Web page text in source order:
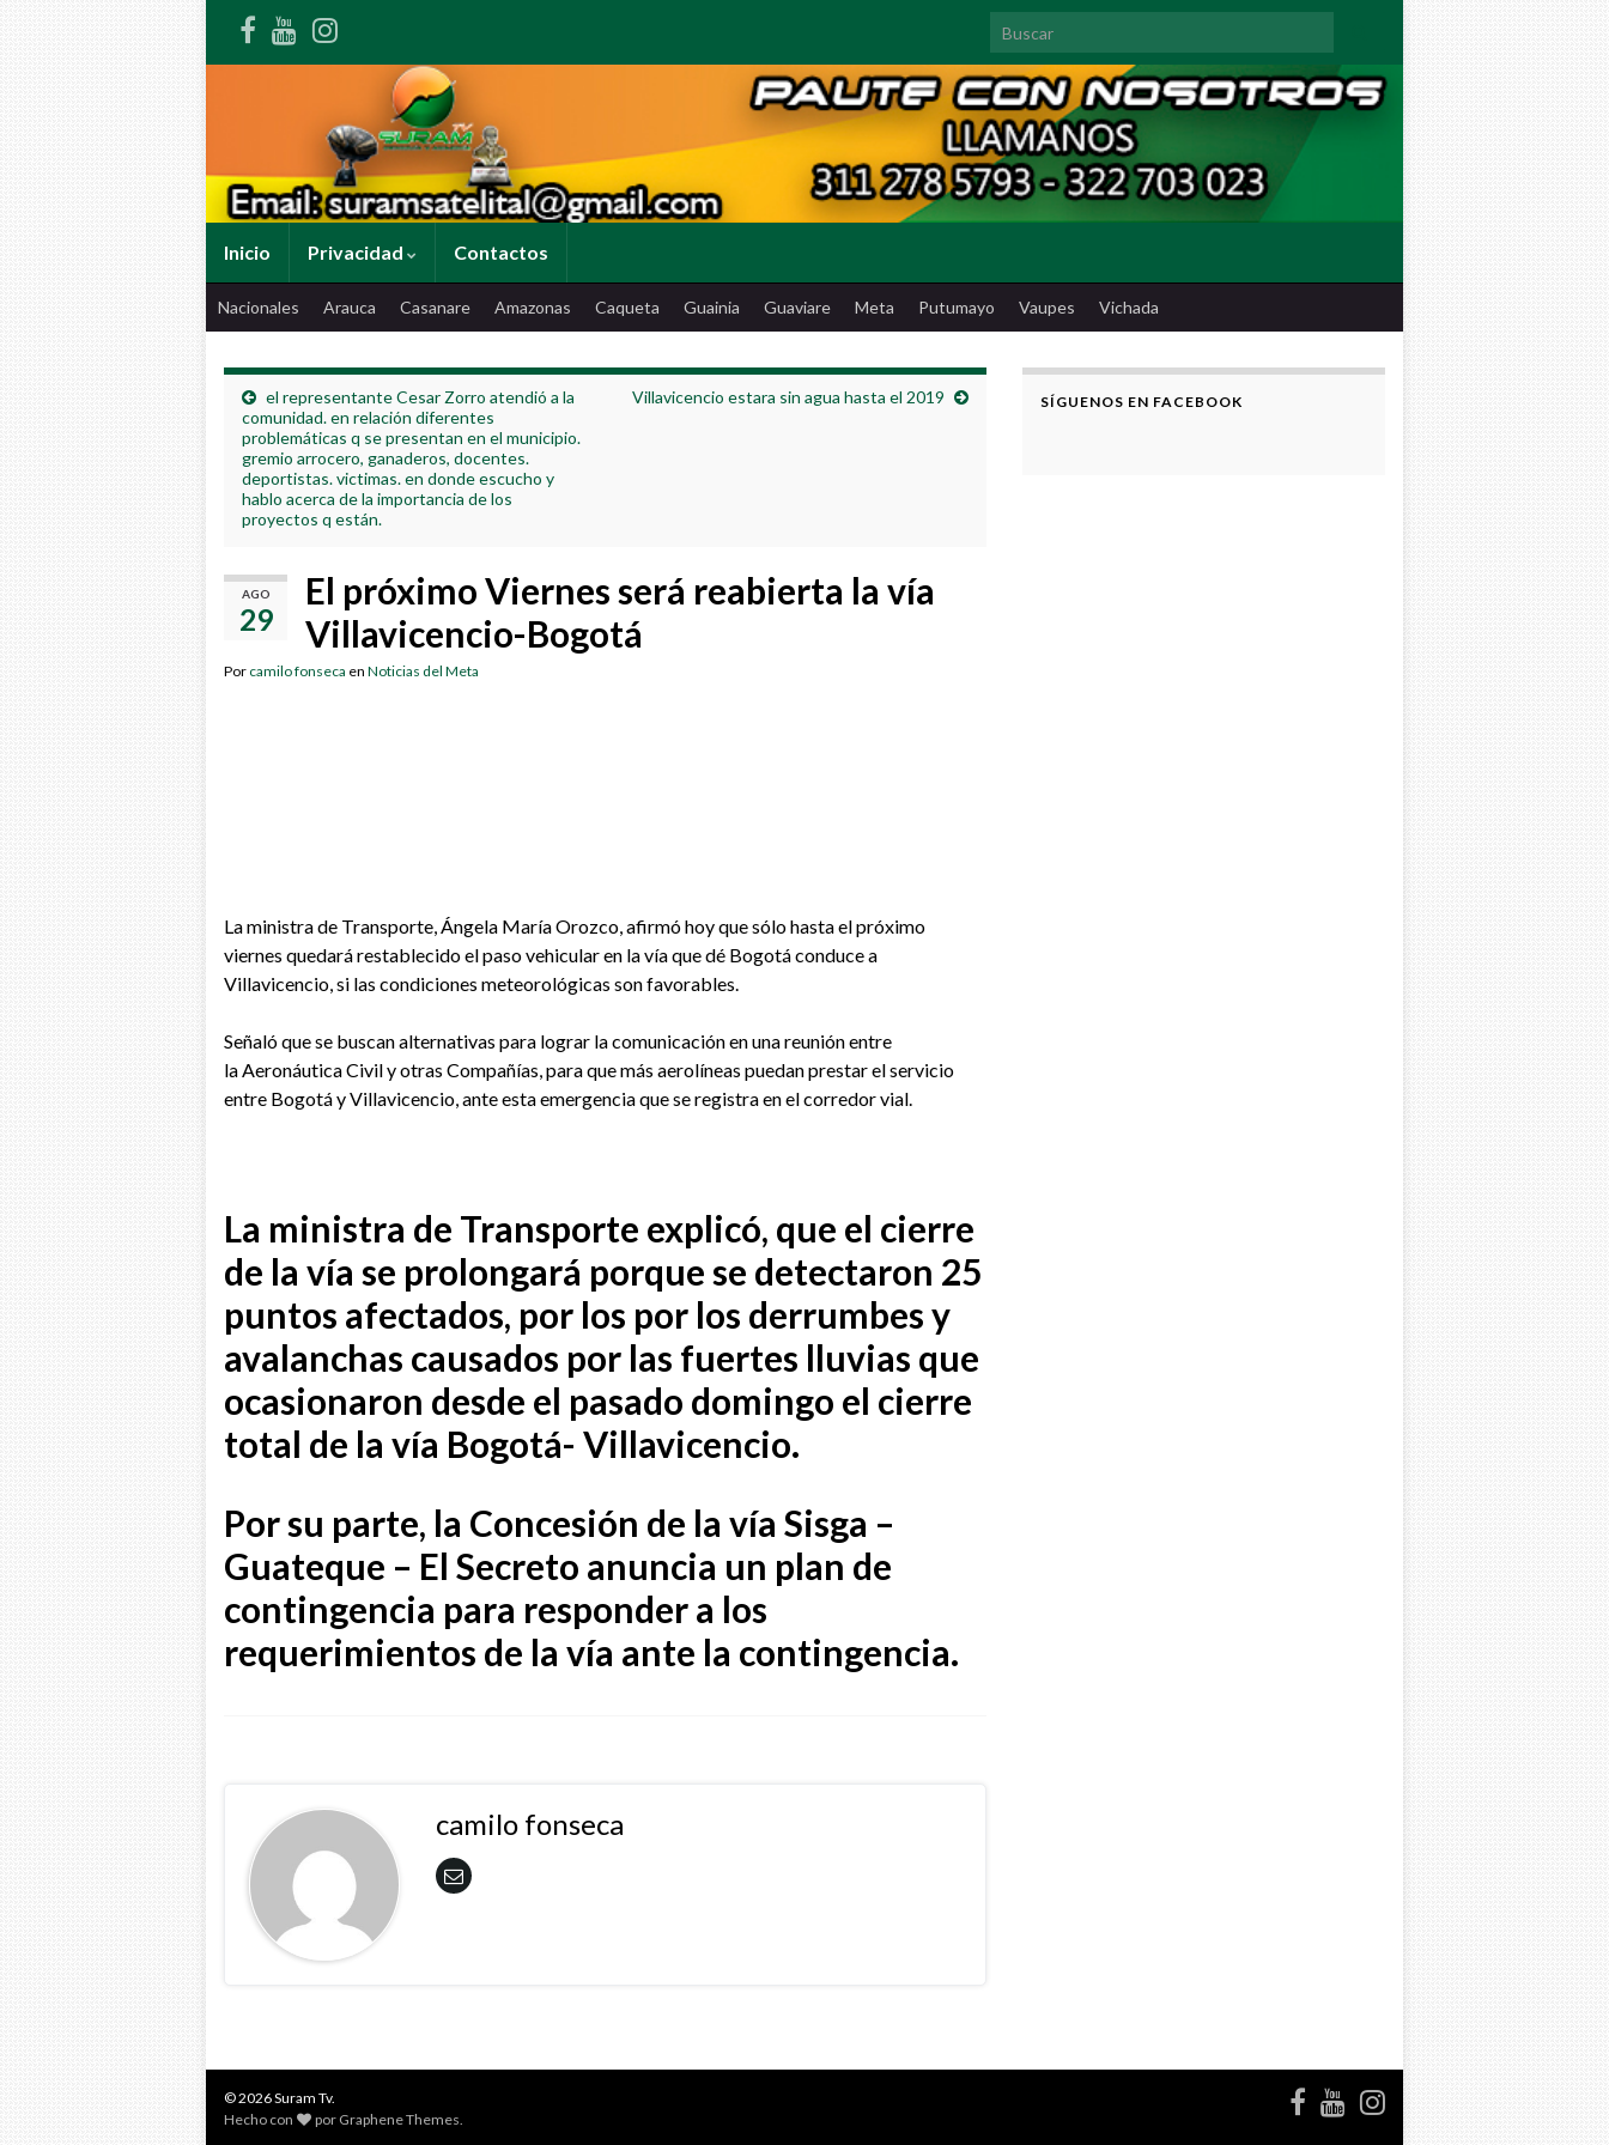
Search for:
Inicio Privacidad Contactos
Nacionales Arauca Casanare Amazonas Caqueta Guainia Guaviare Meta Putumayo Vaupes Vichada
el representante Cesar Zorro atendió a la
comunidad. en relación diferentes
problemáticas q se presentan en el municipio.
gremio arrocero, ganaderos, docentes.
deportistas. victimas. en donde escucho y
hablo acerca de la importancia de los
proyectos q están.
Villavicencio estara sin agua hasta el 2019
AGO
29
El próximo Viernes será reabierta la vía
Villavicencio-Bogotá
Por camilo fonseca en Noticias del Meta
La ministra de Transporte, Ángela María Orozco, afirmó hoy que sólo hasta el próximo
viernes quedará restablecido el paso vehicular en la vía que dé Bogotá conduce a
Villavicencio, si las condiciones meteorológicas son favorables.
Señaló que se buscan alternativas para lograr la comunicación en una reunión entre
la Aeronáutica Civil y otras Compañías, para que más aerolíneas puedan prestar el servicio
entre Bogotá y Villavicencio, ante esta emergencia que se registra en el corredor vial.
La ministra de Transporte explicó, que el cierre
de la vía se prolongará porque se detectaron 25
puntos afectados, por los por los derrumbes y
avalanchas causados por las fuertes lluvias que
ocasionaron desde el pasado domingo el cierre
total de la vía Bogotá- Villavicencio.
Por su parte, la Concesión de la vía Sisga –
Guateque – El Secreto anuncia un plan de
contingencia para responder a los
requerimientos de la vía ante la contingencia.
camilo fonseca
SÍGUENOS EN FACEBOOK
© 2026 Suram Tv.
Hecho con
por Graphene Themes